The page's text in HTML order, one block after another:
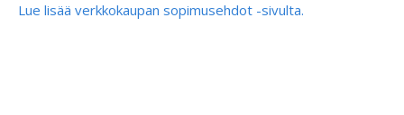
Lue lisää verkkokaupan sopimusehdot -sivulta.